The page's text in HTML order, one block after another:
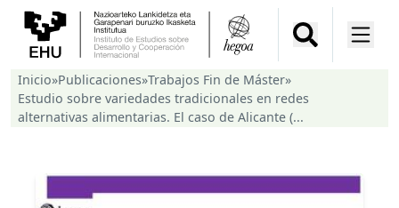
Inicio»Publicaciones»Trabajos Fin de Máster»
Estudio sobre variedades tradicionales en redes
alternativas alimentarias. El caso de Alicante (...